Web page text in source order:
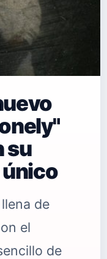
su
de
el
de